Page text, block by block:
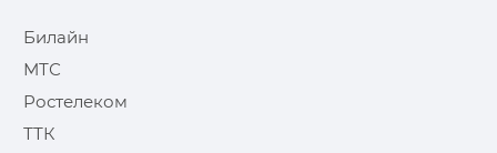
Билайн
МТС
Ростелеком
ТТК